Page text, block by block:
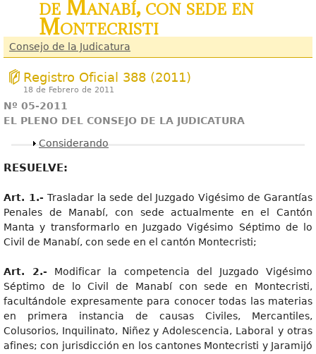
de Manabí, con sede en
Montecristi
Consejo de la Judicatura
Registro Oficial 388 (2011)
18 de Febrero de 2011
Nº 05-2011
EL PLENO DEL CONSEJO DE LA JUDICATURA
Mostrar
Considerando
RESUELVE:
Art. 1.-Trasladar la sede del Juzgado Vigésimo de Garantías
Penales de Manabí, con sede actualmente en el Cantón
Manta y transformarlo en Juzgado Vigésimo Séptimo de lo
Civil de Manabí, con sede en el cantón Montecristi;
Art. 2.- Modificar la competencia del Juzgado Vigésimo
Séptimo de lo Civil de Manabí con sede en Montecristi,
facultándole expresamente para conocer todas las materias
en primera instancia de causas Civiles, Mercantiles,
Colusorios, Inquilinato, Niñez y Adolescencia, Laboral y otras
afines; con jurisdicción en los cantones Montecristi y Jaramijó